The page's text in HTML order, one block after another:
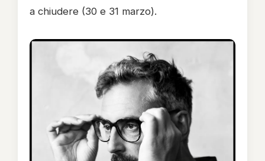
a chiudere (30 e 31 marzo).